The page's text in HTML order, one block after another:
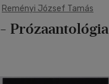
Reményi József Tamás
- Prózaantológia